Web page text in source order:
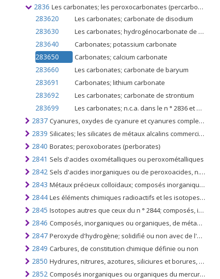
2836 Les carbonates; les peroxocarbonates (percarbonates); carbonate d'ammonium commercial contenant du carbamate d'ammonium
283620 Les carbonates; carbonate de disodium
283630 Les carbonates; hydrogénocarbonate de sodium (bicarbonate de sodium)
283640 Carbonates; potassium carbonate
283650 Carbonates; calcium carbonate
283660 Les carbonates; carbonate de baryum
283691 Carbonates; lithium carbonate
283692 Les carbonates; carbonate de strontium
283699 Les carbonates; n.c.a. dans le n ° 2836 et autres que le lithium ou le strontium
2837 Cyanures, oxydes de cyanure et cyanures complexes
2839 Silicates; les silicates de métaux alcalins commerciaux
2840 Borates; peroxoborates (perborates)
2841 Sels d'acides oxométalliques ou peroxométalliques
2842 Sels d'acides inorganiques ou de peroxoacides, n.c.a. y compris les aluminosilicates, même de constitution chimique définie, mais à l'exclusion des azides
2843 Métaux précieux colloïdaux; composés inorganiques ou organiques de métaux précieux, de constitution chimique définie ou non; amalgames de métaux précieux
2844 Les éléments chimiques radioactifs et les isotopes radioactifs (y compris les éléments chimiques fissiles ou fertiles et les isotopes); et leurs composés; mélanges et résidus contenant ces produits
2845 Isotopes autres que ceux du n ° 2844; composés, inorganiques ou organiques, de ces isotopes, de constitution chimique définie ou non
2846 Composés, inorganiques ou organiques, de métaux des terres rares; d'yttrium ou de scandium ou de mélanges de ces métaux
2847 Peroxyde d'hydrogène; solidifié ou non avec de l'urée
2849 Carbures, de constitution chimique définie ou non
2850 Hydrures, nitrures, azotures, siliciures et borures, de constitution chimique définie ou non, autres que les composés qui constituent également des carbures du n °. 2849
2852 Composés inorganiques ou organiques du mercure, à l'exclusion des amalgames, de constitution chimique définie ou non